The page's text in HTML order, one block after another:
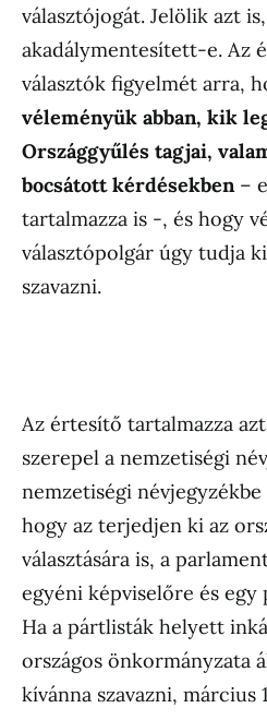
választójogát. Jelölik azt
akadálymentesített-e. Az
választók figyelmét arra,
véleményük abban, kik
Országgyűlés tagjai,
bocsátott kérdésekben–
tartalmazza is -, és hogy
választópolgár úgy tudja
szavazni.
Az értesítő tartalmazza
szerepel a nemzetiségi
nemzetiségi
hogy az terjedjen ki az
választására is, a
egyéni képviselőre és egy
Ha a pártlisták helyett
országos önkormányzata
kívánna szavazni, március